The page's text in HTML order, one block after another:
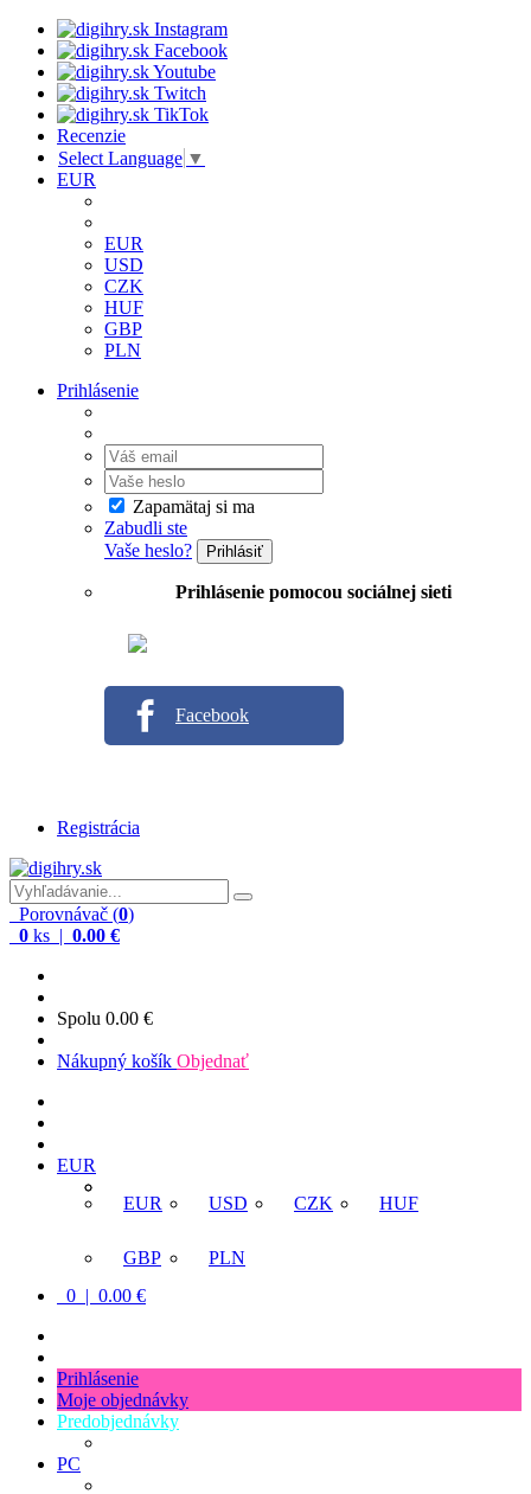
Recenzie
Select Language ▼
EUR
EUR
USD
CZK
HUF
GBP
PLN
Prihlásenie
Zapamätaj si ma
Zabudli ste
Vaše heslo?
Prihlásiť
Prihlásenie pomocou sociálnej sieti
Facebook
Registrácia
Porovnávač (0)
0 ks | 0.00 €
Spolu 0.00 €
Nákupný košík Objednať
EUR
EUR
USD CZK HUF
GBP
PLN
0 | 0.00 €
Prihlásenie
Moje objednávky
Predobjednávky
PC